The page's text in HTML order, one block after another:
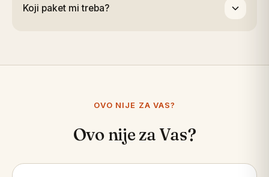
uzmite 5 Sites, a za veću grupu sa timovima Unlimited.
Koji paket mi treba?
OVO NIJE ZA VAS?
Ovo nije za Vas?